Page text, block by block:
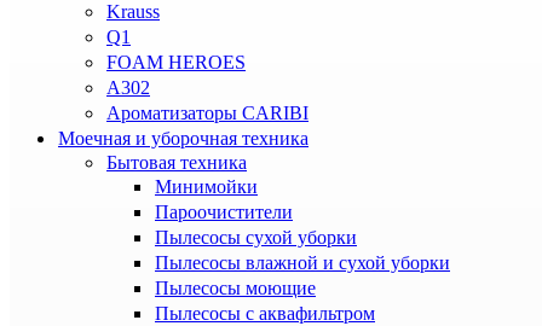
Krauss
Q1
FOAM HEROES
A302
Ароматизаторы CARIBI
Моечная и уборочная техника
Бытовая техника
Минимойки
Пароочистители
Пылесосы сухой уборки
Пылесосы влажной и сухой уборки
Пылесосы моющие
Пылесосы с аквафильтром